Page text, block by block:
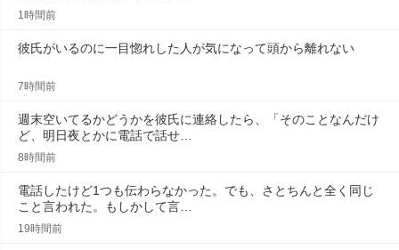
1時間前
彼氏がいるのに一目惚れした人が気になって頭から離れない
7時間前
週末空いてるかどうかを彼氏に連絡したら、「そのことなんだけ
ど、明日夜とかに電話で話せ…
8時間前
電話したけど1つも伝わらなかった。でも、さとちんと全く同じ
こと言われた。もしかして言…
19時間前